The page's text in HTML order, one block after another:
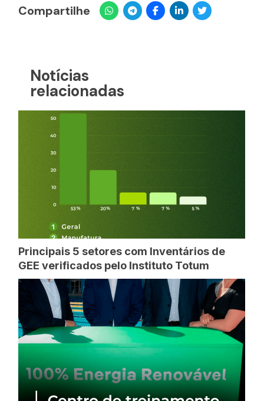
Compartilhe
Notícias
relacionadas
Principais 5 setores com Inventários de
GEE verificados pelo Instituto Totum